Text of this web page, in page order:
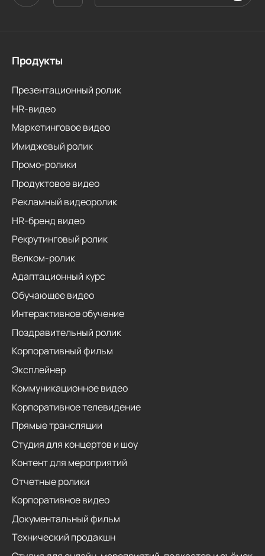
Продукты
Презентационный ролик
HR-видео
Маркетинговое видео
Имиджевый ролик
Промо-ролики
Продуктовое видео
Рекламный видеоролик
HR-бренд видео
Рекрутинговый ролик
Велком-ролик
Адаптационный курс
Обучающее видео
Интерактивное обучение
Поздравительный ролик
Корпоративный фильм
Эксплейнер
Коммуникационное видео
Корпоративное телевидение
Прямые трансляции
Студия для концертов и шоу
Контент для мероприятий
Отчетные ролики
Корпоративное видео
Документальный фильм
Технический продакшн